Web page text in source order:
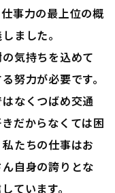
事力の最上位の概
ました。
気持ちを込めて
努力が必要です。
なくつばめ交通
だからなくては困
たちの仕事はお
自身の誇りとな
ています。